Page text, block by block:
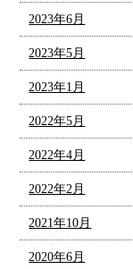
2023年6月
2023年5月
2023年1月
2022年5月
2022年4月
2022年2月
2021年10月
2020年6月